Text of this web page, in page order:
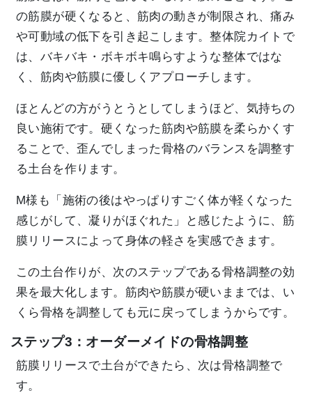
の筋膜が硬くなると、筋肉の動きが制限され、痛み
や可動域の低下を引き起こします。整体院カイトで
は、バキバキ・ボキボキ鳴らすような整体ではな
く、筋肉や筋膜に優しくアプローチします。
ほとんどの方がうとうとしてしまうほど、気持ちの
良い施術です。硬くなった筋肉や筋膜を柔らかくす
ることで、歪んでしまった骨格のバランスを調整す
る土台を作ります。
M様も「施術の後はやっぱりすごく体が軽くなった
感じがして、凝りがほぐれた」と感じたように、筋
膜リリースによって身体の軽さを実感できます。
この土台作りが、次のステップである骨格調整の効
果を最大化します。筋肉や筋膜が硬いままでは、い
くら骨格を調整しても元に戻ってしまうからです。
ステップ3：オーダーメイドの骨格調整
筋膜リリースで土台ができたら、次は骨格調整で
す。